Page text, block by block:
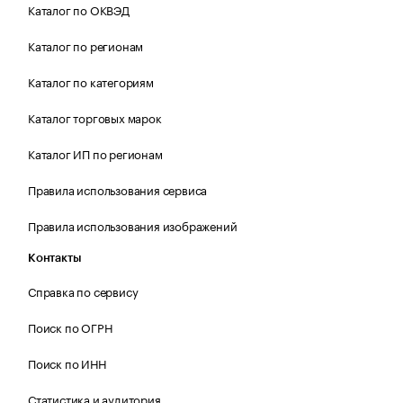
Каталог по ОКВЭД
Каталог по регионам
Каталог по категориям
Каталог торговых марок
Каталог ИП по регионам
Правила использования сервиса
Правила использования изображений
Контакты
Справка по сервису
Поиск по ОГРН
Поиск по ИНН
Статистика и аудитория